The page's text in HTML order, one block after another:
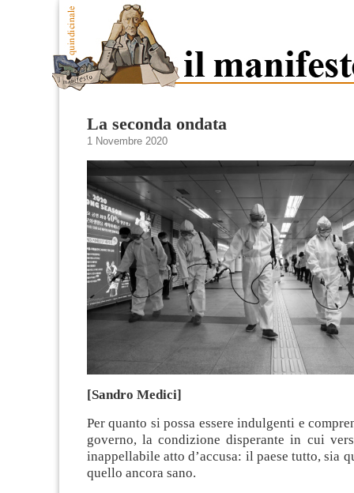
La seconda ondata
1 Novembre 2020
[Sandro Medici]
Per quanto si possa essere indulgenti e
governo, la condizione disperante in cui
inappellabile atto d’accusa: il paese tutto, sia
quello ancora sano.